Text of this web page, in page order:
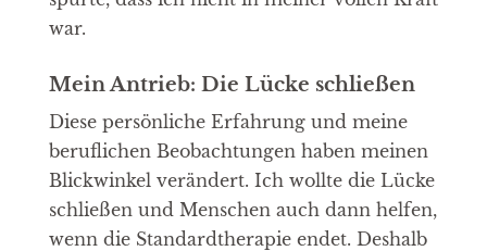
war.
Mein Antrieb: Die Lücke schließen
Diese persönliche Erfahrung und meine
beruflichen Beobachtungen haben meinen
Blickwinkel verändert. Ich wollte die Lücke
schließen und Menschen auch dann helfen,
wenn die Standardtherapie endet. Deshalb